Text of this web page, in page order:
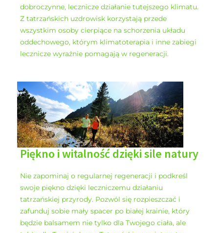
dobroczynne, lecznicze działanie tutejszego klimatu.
Z tatrzańskich uzdrowisk korzystają przede
wszystkim osoby cierpiące na schorzenia układu
oddechowego, którym klimatoterapia i inne zabiegi
lecznicze wyraźnie pomagają w regeneracji.
Piękno i witalność dzięki sile natury
Nie zapominaj o regularnej regeneracji i podkreśl
swoje piękno dzięki leczniczemu działaniu
tatrzańskiej przyrody. Pozwól się rozpieszczać i
zafunduj sobie mały spacer po białej krainie, który
będzie balsamem nie tylko dla Twojego ciała, ale